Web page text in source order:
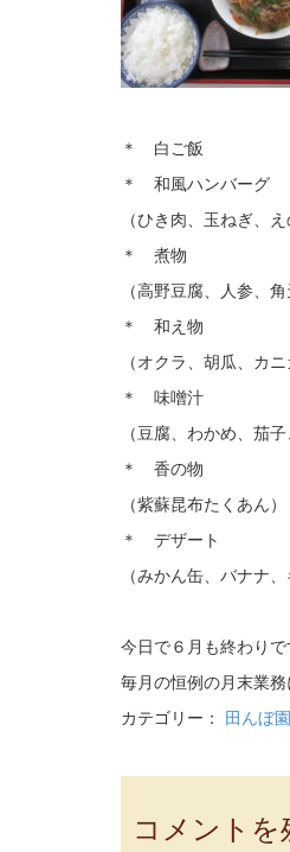
＊ 白ご飯
＊ 和風ハンバーグ
（ひき肉、玉ねぎ、
＊ 煮物
（高野豆腐、人参、角
＊ 和え物
（オクラ、胡瓜、カニ
＊ 味噌汁
（豆腐、わかめ、茄子
＊ 香の物
（紫蘇昆布たくあん）
＊ デザート
（みかん缶、バナナ、
今日で６月も終わり
毎月の恒例の月末業
カテゴリー： 田んぼ
コメントを